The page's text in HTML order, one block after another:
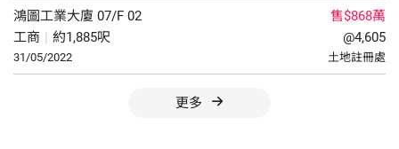
鴻圖工業大廈 07/F 02
工商 | 約1,885呎
31/05/2022
售$868萬
@4,605
土地註冊處
更多